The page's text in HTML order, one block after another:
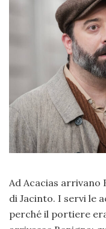
Ad Acacias arrivano
di Jacinto. I servi le
perché il portiere